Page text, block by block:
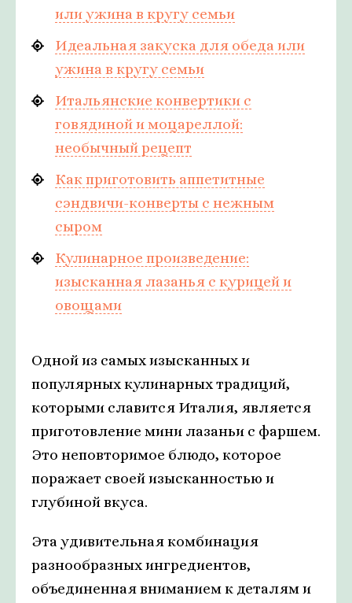
или ужина в кругу семьи
Идеальная закуска для обеда или
ужина в кругу семьи
Итальянские конвертики с
говядиной и моцареллой:
необычный рецепт
Как приготовить аппетитные
сэндвичи-конверты с нежным
сыром
Кулинарное произведение:
изысканная лазанья с курицей и
овощами
Одной из самых изысканных и
популярных кулинарных традиций,
которыми славится Италия, является
приготовление мини лазаньи с фаршем.
Это неповторимое блюдо, которое
поражает своей изысканностью и
глубиной вкуса.
Эта удивительная комбинация
разнообразных ингредиентов,
объединенная вниманием к деталям и